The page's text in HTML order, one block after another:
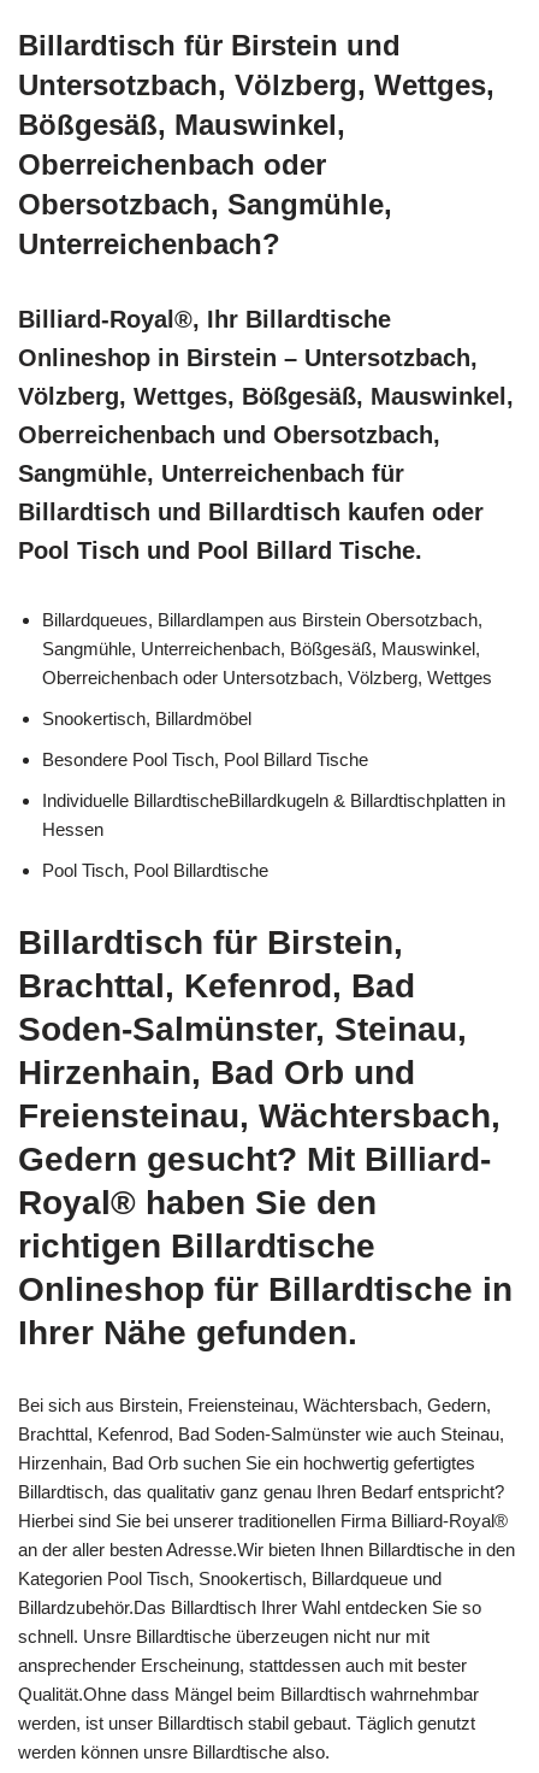
Billardtisch für Birstein und
Untersotzbach, Völzberg, Wettges,
Bößgesäß, Mauswinkel,
Oberreichenbach oder
Obersotzbach, Sangmühle,
Unterreichenbach?
Billiard-Royal®, Ihr Billardtische
Onlineshop in Birstein – Untersotzbach,
Völzberg, Wettges, Bößgesäß, Mauswinkel,
Oberreichenbach und Obersotzbach,
Sangmühle, Unterreichenbach für
Billardtisch und Billardtisch kaufen oder
Pool Tisch und Pool Billard Tische.
Billardqueues, Billardlampen aus Birstein Obersotzbach,
Sangmühle, Unterreichenbach, Bößgesäß, Mauswinkel,
Oberreichenbach oder Untersotzbach, Völzberg, Wettges
Snookertisch, Billardmöbel
Besondere Pool Tisch, Pool Billard Tische
Individuelle BillardtischeBillardkugeln & Billardtischplatten in
Hessen
Pool Tisch, Pool Billardtische
Billardtisch für Birstein,
Brachttal, Kefenrod, Bad
Soden-Salmünster, Steinau,
Hirzenhain, Bad Orb und
Freiensteinau, Wächtersbach,
Gedern gesucht? Mit Billiard-
Royal® haben Sie den
richtigen Billardtische
Onlineshop für Billardtische in
Ihrer Nähe gefunden.
Bei sich aus Birstein, Freiensteinau, Wächtersbach, Gedern,
Brachttal, Kefenrod, Bad Soden-Salmünster wie auch Steinau,
Hirzenhain, Bad Orb suchen Sie ein hochwertig gefertigtes
Billardtisch, das qualitativ ganz genau Ihren Bedarf entspricht?
Hierbei sind Sie bei unserer traditionellen Firma Billiard-Royal®
an der aller besten Adresse.Wir bieten Ihnen Billardtische in den
Kategorien Pool Tisch, Snookertisch, Billardqueue und
Billardzubehör.Das Billardtisch Ihrer Wahl entdecken Sie so
schnell. Unsre Billardtische überzeugen nicht nur mit
ansprechender Erscheinung, stattdessen auch mit bester
Qualität.Ohne dass Mängel beim Billardtisch wahrnehmbar
werden, ist unser Billardtisch stabil gebaut. Täglich genutzt
werden können unsre Billardtische also.